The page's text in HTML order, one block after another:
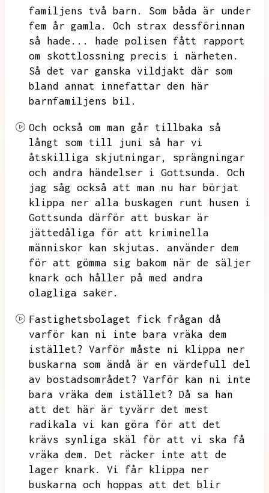
familjens två barn.
Som båda är under
fem år gamla.
Och strax dessförinnan
så hade...
hade polisen fått rapport
om skottlossning precis i närheten.
Så det var ganska vildjakt där som
bland annat innefattar den här
barnfamiljens bil.
Och också om man går tillbaka så
långt som till juni så har vi
åtskilliga skjutningar,
sprängningar
och andra händelser i Gottsunda.
Och
jag såg också att man nu har börjat
klippa ner alla buskagen runt husen i
Gottsunda därför att buskar är
jättedåliga för att kriminella
människor kan skjutas.
använder dem
för att gömma sig bakom när de säljer
knark och håller på med andra
olagliga saker.
Fastighetsbolaget fick frågan då
varför kan ni inte bara vräka dem
istället? Varför måste ni klippa ner
buskarna som ändå är en värdefull del
av bostadsområdet? Varför kan ni inte
bara vräka dem istället? Då sa han
att det här är tyvärr det mest
radikala vi kan göra för att det
krävs synliga skäl för att vi ska få
vräka dem.
Det räcker inte att de
lager knark.
Vi får klippa ner
buskarna och hoppas att det blir